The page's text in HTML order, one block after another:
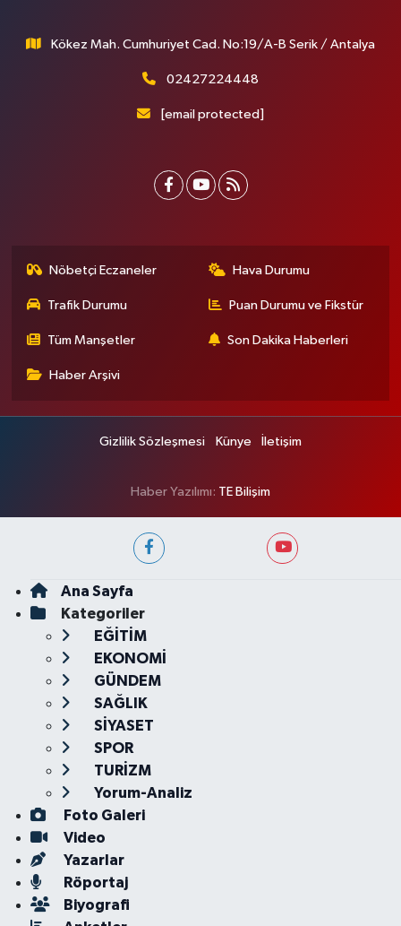
Kökez Mah. Cumhuriyet Cad. No:19/A-B Serik / Antalya
02427224448
[email protected]
Nöbetçi Eczaneler Hava Durumu
Trafik Durumu Puan Durumu ve Fikstür
Tüm Manşetler Son Dakika Haberleri
Haber Arşivi
Gizlilik Sözleşmesi Künye İletişim
Haber Yazılımı: TE Bilişim
Ana Sayfa
Kategoriler
EĞİTİM
EKONOMİ
GÜNDEM
SAĞLIK
SİYASET
SPOR
TURİZM
Yorum-Analiz
Foto Galeri
Video
Yazarlar
Röportaj
Biyografi